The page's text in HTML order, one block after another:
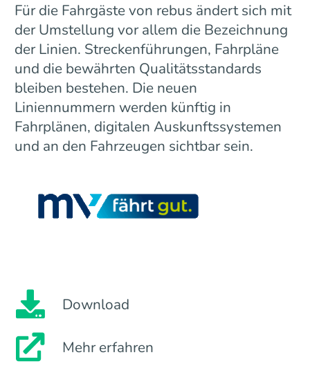
Für die Fahrgäste von rebus ändert sich mit
der Umstellung vor allem die Bezeichnung
der Linien. Streckenführungen, Fahrpläne
und die bewährten Qualitätsstandards
bleiben bestehen. Die neuen
Liniennummern werden künftig in
Fahrplänen, digitalen Auskunftssystemen
und an den Fahrzeugen sichtbar sein.
Download
Mehr erfahren